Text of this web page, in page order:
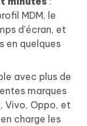
MDM, le
d'écran, et
en quelques
avec plus de
marques
Vivo, Oppo, et
charge les